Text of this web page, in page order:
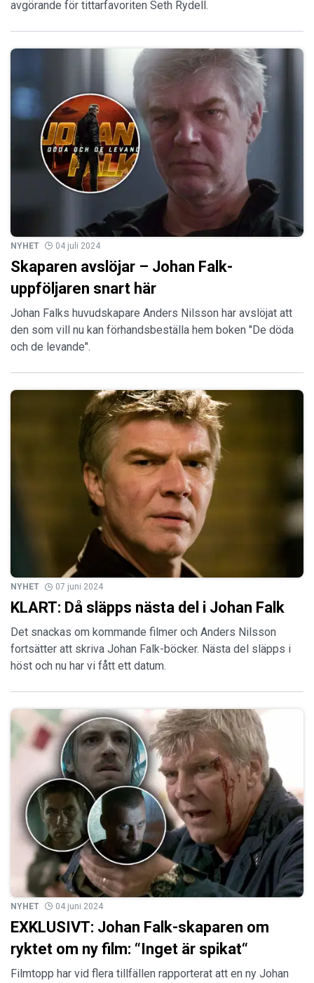
avgörande för tittarfavoriten Seth Rydell.
NYHET 04 juli 2024
Skaparen avslöjar – Johan Falk-
uppföljaren snart här
Johan Falks huvudskapare Anders Nilsson har avslöjat att
den som vill nu kan förhandsbeställa hem boken "De döda
och de levande".
NYHET 07 juni 2024
KLART: Då släpps nästa del i Johan Falk
Det snackas om kommande filmer och Anders Nilsson
fortsätter att skriva Johan Falk-böcker. Nästa del släpps i
höst och nu har vi fått ett datum.
NYHET 04 juni 2024
EXKLUSIVT: Johan Falk-skaparen om
ryktet om ny film: “Inget är spikat“
Filmtopp har vid flera tillfällen rapporterat att en ny Johan